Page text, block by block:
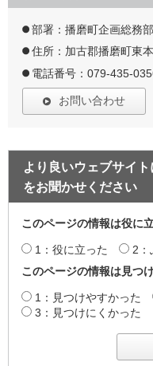
部署：播磨町企画総務
住所：加古郡播磨町東
電話番号：079-435-
お問い合わせ
より良いウェブサイ
をお聞かせください
このページの情報は役に
1：役に立った 2：
このページの情報は見つ
1：見つけやすかった
3：見つけにくかった